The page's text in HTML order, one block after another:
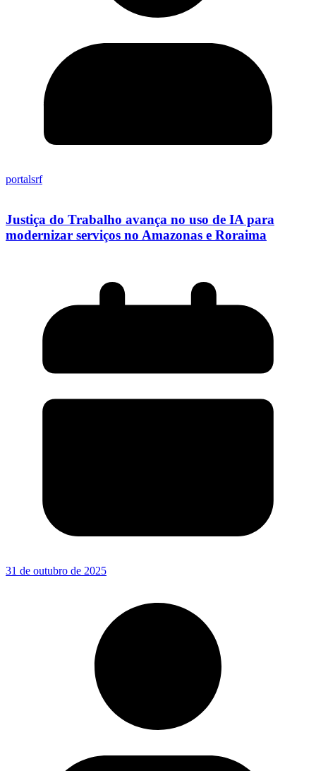
portalsrf
Justiça do Trabalho avança no uso de IA para
modernizar serviços no Amazonas e Roraima
31 de outubro de 2025